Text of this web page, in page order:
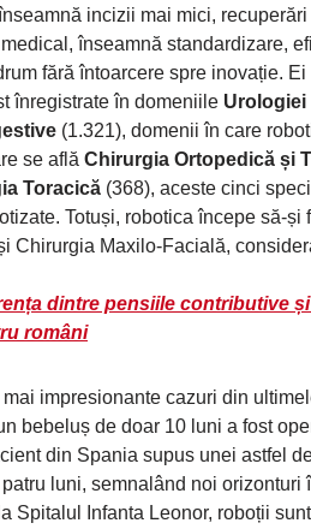
incizii mai mici,
înseamnă standardizare,
fără întoarcere spre inovație.
înregistrate în domeniile Urologiei
(1.321), domenii în care
se află Chirurgia Ortopedică și
Toracică (368), aceste cinci
Totuși, robotica începe să-și
Chirurgia Maxilo-Facială,
dintre pensiile contributive
români
impresionante cazuri din
bebeluș de doar 10 luni a fost
din Spania supus unei astfel
luni, semnalând noi orizonturi
Spitalul Infanta Leonor, roboții